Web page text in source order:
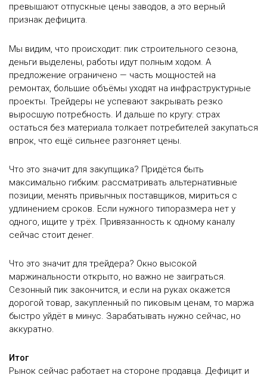
превышают отпускные цены заводов, а это верный
признак дефицита.
Мы видим, что происходит: пик строительного сезона,
деньги выделены, работы идут полным ходом. А
предложение ограничено — часть мощностей на
ремонтах, большие объёмы уходят на инфраструктурные
проекты. Трейдеры не успевают закрывать резко
выросшую потребность. И дальше по кругу: страх
остаться без материала толкает потребителей закупаться
впрок, что ещё сильнее разгоняет цены.
Что это значит для закупщика? Придётся быть
максимально гибким: рассматривать альтернативные
позиции, менять привычных поставщиков, мириться с
удлинением сроков. Если нужного типоразмера нет у
одного, ищите у трёх. Привязанность к одному каналу
сейчас стоит денег.
Что это значит для трейдера? Окно высокой
маржинальности открыто, но важно не заиграться.
Сезонный пик закончится, и если на руках окажется
дорогой товар, закупленный по пиковым ценам, то маржа
быстро уйдёт в минус. Зарабатывать нужно сейчас, но
аккуратно.
Итог
Рынок сейчас работает на стороне продавца. Дефицит и